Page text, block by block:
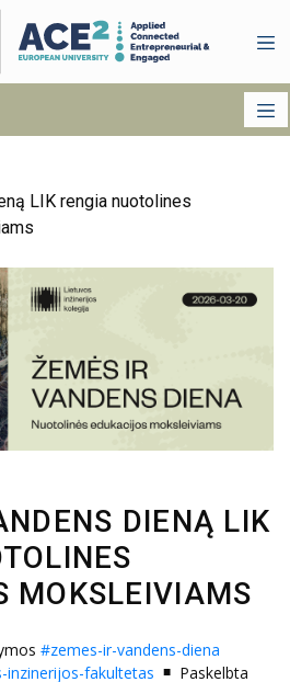
LIK rengia nuotolines
DIENĄ LIK
MOKSLEIVIAMS
#zemes-ir-vandens-diena
inzinerijos-fakultetas
Paskelbta